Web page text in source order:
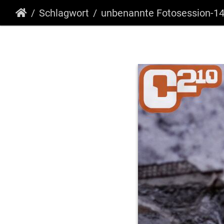
Schlagwort unbenannte Fotosession-